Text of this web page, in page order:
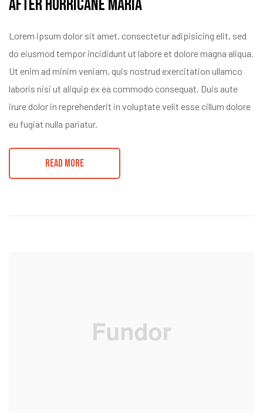
after Hurricane Maria
Lorem ipsum dolor sit amet, consectetur adipisicing elit, sed
do eiusmod tempor incididunt ut labore et dolore magna aliqua.
Ut enim ad minim veniam, quis nostrud exercitation ullamco
laboris nisi ut aliquip ex ea commodo consequat. Duis aute
irure dolor in reprehenderit in voluptate velit esse cillum dolore
eu fugiat nulla pariatur.
READ MORE